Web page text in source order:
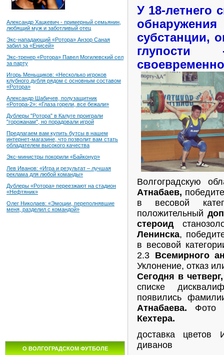
Александр Хацкевич - примерный семьянин,
любящий муж и заботливый отец
Экс-нападающий «Ротора» Анзор Саная
забил за «Енисей»
Экс-тренер «Ротора» Павел Могилевский сел
за парту
Игорь Меньщиков: «Несколько игроков
клубного дубля рядом с основным составом
«Ротора»
Александр Шабичев, полузащитник
«Ротора-2»: «Глаза горели, все бежали»
Дублеры "Ротора" в Калуге проиграли
"горожанам", но порадовали игрой
Предлагаем вам купить бутсы в нашем
интернет-магазине, что позволит вам стать
обладателем высокого качества
Экс-министры покорили «Байконур»
Лев Иванов: «Игра и результат – лучшая
реклама для любой команды»
Дублеры «Ротора» переезжают на стадион
«Нефтяник»
Олег Николаев: «Эмоции, переполнявшие
меня, разделил с командой»
О ВОЛГОГРАДСКОМ ФУТБОЛЕ
У 18-летнего
субстанции,
Волгоградскую
Атнабаев,
в весовой
положительный
стероид
Ленинска,
в весовой
2.3 Всемирного
Уклонение, отказ
Сегодня в
списке
появились
Атнабаева. Фото
Кехтера.
доставка цветов
диванов